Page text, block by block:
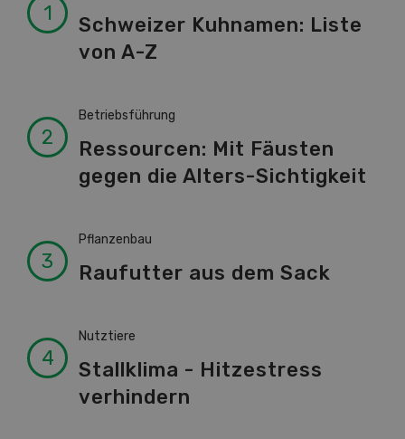
Schweizer Kuhnamen: Liste
von A-Z
Betriebsführung
Ressourcen: Mit Fäusten
gegen die Alters-Sichtigkeit
Pflanzenbau
Raufutter aus dem Sack
Nutztiere
Stallklima - Hitzestress
verhindern